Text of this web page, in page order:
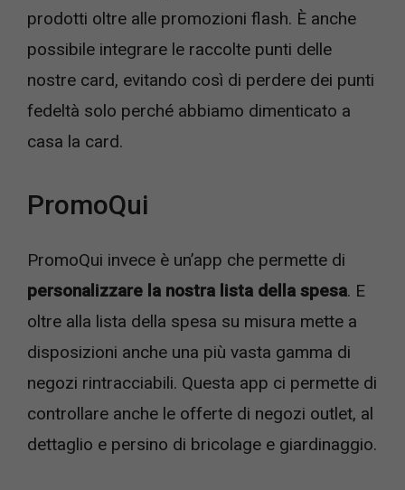
prodotti oltre alle promozioni flash. È anche
possibile integrare le raccolte punti delle
nostre card, evitando così di perdere dei punti
fedeltà solo perché abbiamo dimenticato a
casa la card.
PromoQui
PromoQui invece è un’app che permette di
personalizzare la nostra lista della spesa. E
oltre alla lista della spesa su misura mette a
disposizioni anche una più vasta gamma di
negozi rintracciabili. Questa app ci permette di
controllare anche le offerte di negozi outlet, al
dettaglio e persino di bricolage e giardinaggio.